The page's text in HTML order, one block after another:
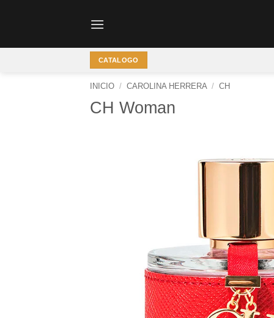
CATALOGO
INICIO / CAROLINA HERRERA / CH
CH Woman